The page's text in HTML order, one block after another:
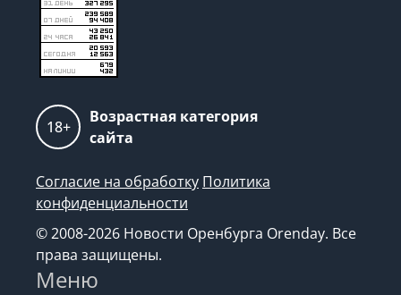
18+
Возрастная категория
сайта
Согласие на обработку Политика
конфиденциальности
© 2008-2026 Новости Оренбурга Orenday. Все
права защищены.
Меню